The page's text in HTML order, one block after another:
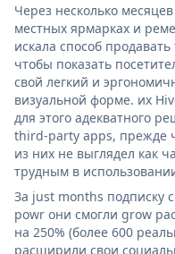
Через несколько
местных ярмарках и
искала способ
чтобы показать
свой легкий и
визуальной форме. их
для этого адекватного
third-party apps, прежде
из них не выглядел как
трудным в
За just months
powr они смогли grow
на 250% (более 600
расширили свои